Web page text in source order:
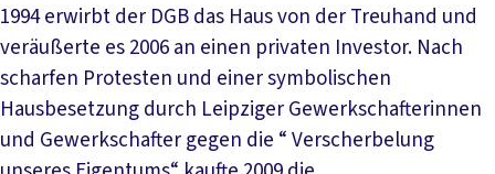
1994 erwirbt der DGB das Haus von der Treuhand und
veräußerte es 2006 an einen privaten Investor. Nach
scharfen Protesten und einer symbolischen
Hausbesetzung durch Leipziger Gewerkschafterinnen
und Gewerkschafter gegen die “ Verscherbelung